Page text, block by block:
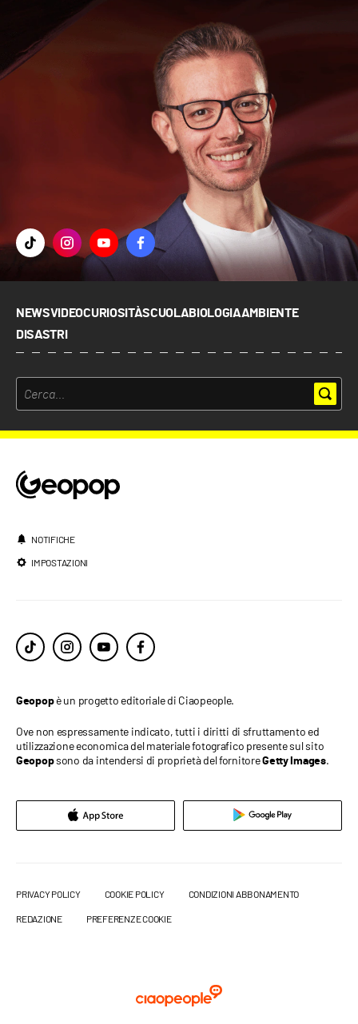
NEWSVIDEOCURIOSITÀSCUOLABIOLOGIAAMBIENTE
DISASTRI
NOTIFICHE
IMPOSTAZIONI
Geopopè un progetto editoriale di Ciaopeople.
Ove non espressamente indicato, tutti i diritti di sfruttamento ed
utilizzazione economica del materiale fotografico presente sul sito
Geopopsono da intendersi di proprietà del fornitoreGetty Images.
PRIVACY POLICY COOKIE POLICY CONDIZIONI ABBONAMENTO
REDAZIONE PREFERENZE COOKIE